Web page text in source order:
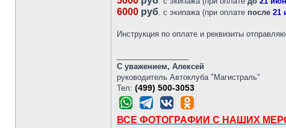
6000 руб. с экипажа (при оплате после 21
Инструкция по оплате и реквизиты
С уважением, Алексей
руководитель Автоклуба "Магистраль"
Тел: (499) 500-3053
ВСЕ ФОТОГРАФИИ С НАШИХ